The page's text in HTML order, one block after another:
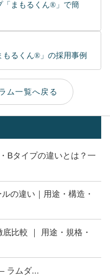
「まもるくん®」で簡
るくん®」の採用事例
ム一覧へ戻る
Bタイプの違いとは？一
の違い｜用途・構造・
比較 ｜ 用途・規格・
ラムダ...